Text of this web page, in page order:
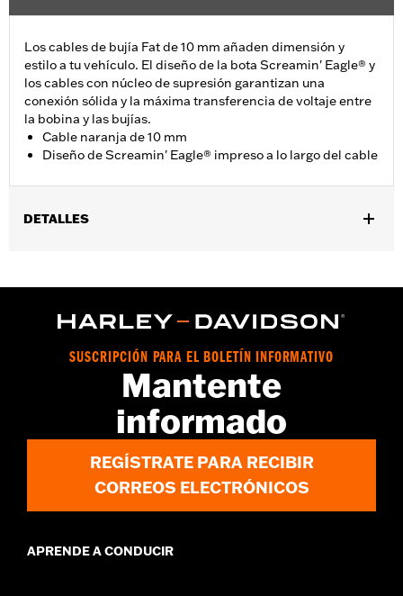
Los cables de bujía Fat de 10 mm añaden dimensión y
estilo a tu vehículo. El diseño de la bota Screamin' Eagle® y
los cables con núcleo de supresión garantizan una
conexión sólida y la máxima transferencia de voltaje entre
la bobina y las bujías.
Cable naranja de 10 mm
Diseño de Screamin' Eagle® impreso a lo largo del cable
DETALLES
d.com/warrantypara más información
SUSCRIPCIÓN PARA EL BOLETÍN INFORMATIVO
Mantente
informado
REGÍSTRATE PARA RECIBIR
CORREOS ELECTRÓNICOS
APRENDE A CONDUCIR